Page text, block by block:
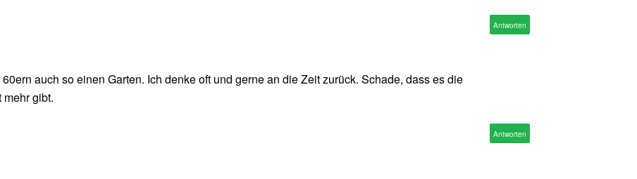
auch so einen Garten. Ich denke oft und gerne an die Zeit zurück. Schade, dass es die
gibt.
Antworten
Antworten